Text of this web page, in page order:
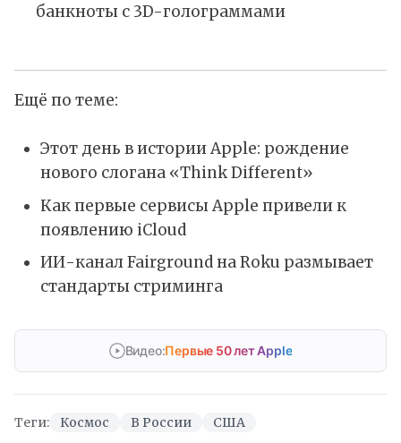
банкноты с 3D-голограммами
Ещё по теме:
Этот день в истории Apple: рождение
нового слогана «Think Different»
Как первые сервисы Apple привели к
появлению iCloud
ИИ-канал Fairground на Roku размывает
стандарты стриминга
Видео:Первые 50 лет Apple
Теги: Космос В России США